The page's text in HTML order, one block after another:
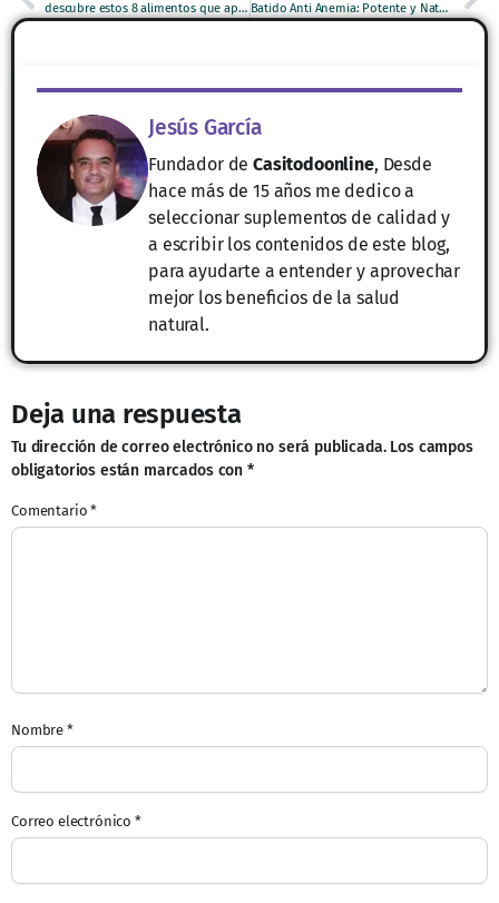
descubre estos 8 alimentos que aportan mas hierro que la carne Batido Anti Anemia: Potente y Natural
Jesús García
Fundador deCasitodoonline, Desde
hace más de 15 años me dedico a
seleccionar suplementos de calidad y
a escribir los contenidos de este blog,
para ayudarte a entender y aprovechar
mejor los beneficios de la salud
natural.
Deja una respuesta
Tu dirección de correo electrónico no será publicada. Los campos
obligatorios están marcados con *
Comentario*
Nombre *
Correo electrónico *